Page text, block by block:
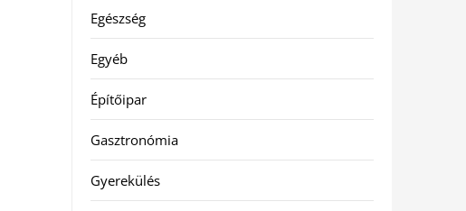
Egészség
Egyéb
Építőipar
Gasztronómia
Gyerekülés